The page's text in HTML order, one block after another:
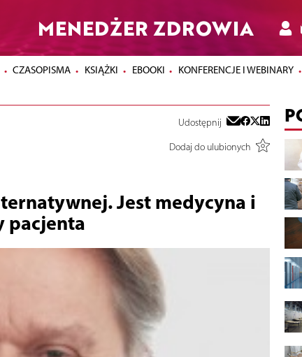
MENEDŻER ZDROWIA
CZASOPISMA KSIĄŻKI EBOOKI KONFERENCJE I WEBINARY
Udostępnij
Dodaj do ulubionych
Jest medycyna i
pacjenta